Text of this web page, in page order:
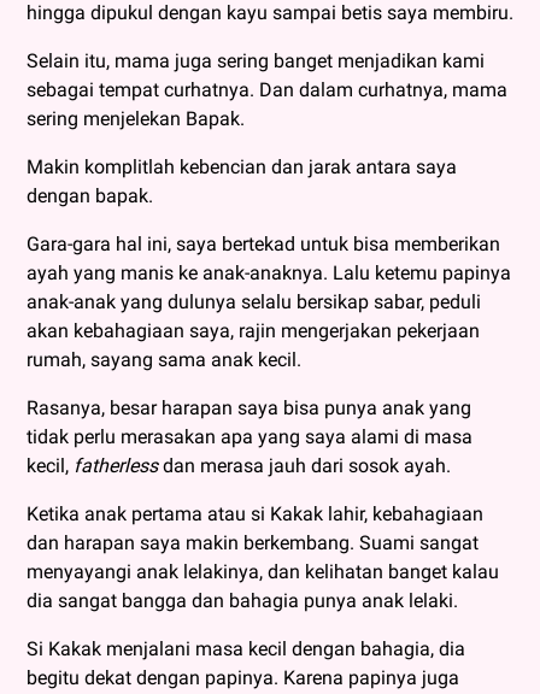
hingga dipukul dengan kayu sampai betis saya membiru.
Selain itu, mama juga sering banget menjadikan kami
sebagai tempat curhatnya. Dan dalam curhatnya, mama
sering menjelekan Bapak.
Makin komplitlah kebencian dan jarak antara saya
dengan bapak.
Gara-gara hal ini, saya bertekad untuk bisa memberikan
ayah yang manis ke anak-anaknya. Lalu ketemu papinya
anak-anak yang dulunya selalu bersikap sabar, peduli
akan kebahagiaan saya, rajin mengerjakan pekerjaan
rumah, sayang sama anak kecil.
Rasanya, besar harapan saya bisa punya anak yang
tidak perlu merasakan apa yang saya alami di masa
kecil, fatherlessdan merasa jauh dari sosok ayah.
Ketika anak pertama atau si Kakak lahir, kebahagiaan
dan harapan saya makin berkembang. Suami sangat
menyayangi anak lelakinya, dan kelihatan banget kalau
dia sangat bangga dan bahagia punya anak lelaki.
Si Kakak menjalani masa kecil dengan bahagia, dia
begitu dekat dengan papinya. Karena papinya juga